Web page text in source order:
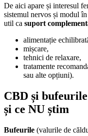
De aici apare și interesul
sistemul nervos și modul
util ca suport
alimentație
mișcare,
tehnici de relaxare,
tratamente
sau alte opțiuni).
CBD și
și ce NU știm
Bufeurile (valurile de